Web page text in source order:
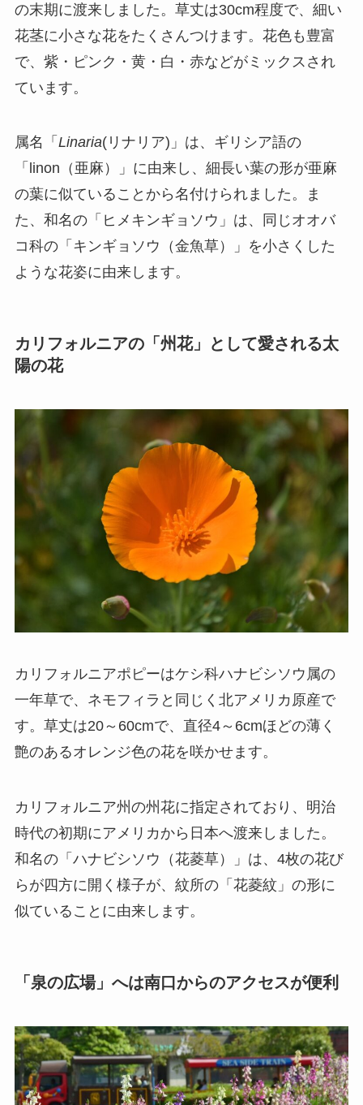
の末期に渡来しました。草丈は30cm程度で、細い
花茎に小さな花をたくさんつけます。花色も豊富
で、紫・ピンク・黄・白・赤などがミックスされ
ています。
属名「 Linaria(リナリア)」は、ギリシア語の
「linon（亜麻）」に由来し、細長い葉の形が亜麻
の葉に似ていることから名付けられました。ま
た、和名の「ヒメキンギョソウ」は、同じオオバ
コ科の「キンギョソウ（金魚草）」を小さくした
ような花姿に由来します。
カリフォルニアの「州花」として愛される太
陽の花
カリフォルニアポピーはケシ科ハナビシソウ属の
一年草で、ネモフィラと同じく北アメリカ原産で
す。草丈は20～60cmで、直径4～6cmほどの薄く
艶のあるオレンジ色の花を咲かせます。
カリフォルニア州の州花に指定されており、明治
時代の初期にアメリカから日本へ渡来しました。
和名の「ハナビシソウ（花菱草）」は、4枚の花び
らが四方に開く様子が、紋所の「花菱紋」の形に
似ていることに由来します。
「泉の広場」へは南口からのアクセスが便利